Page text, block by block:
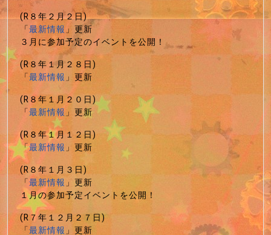
(R８年２月２日)
「最新情報」更新
３月に参加予定のイベントを公開！
(R８年１月２８日)
「最新情報」更新
(R８年１月２０日)
「最新情報」更新
(R８年１月１２日)
「最新情報」更新
(R８年１月３日)
「最新情報」更新
１月の参加予定イベントを公開！
(R７年１２月２７日)
「最新情報」更新